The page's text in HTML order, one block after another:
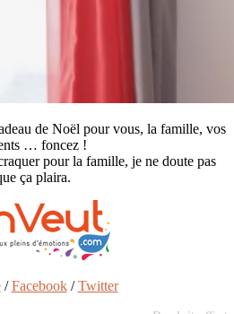
de Noël pour vous, la famille, vos
… foncez !
pour la famille, je ne doute pas
ça plaira.
/Facebook/Twitter